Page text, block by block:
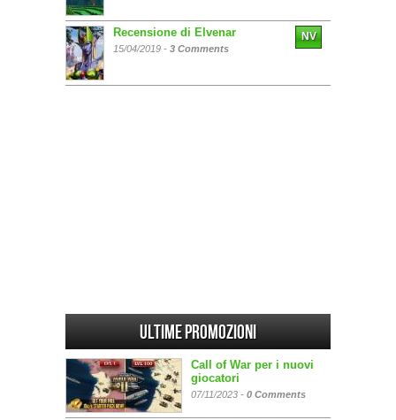
Recensione di Elvenar
15/04/2019 - 3 Comments
NV
Ultime promozioni
Call of War per i nuovi
giocatori
07/11/2023 - 0 Comments